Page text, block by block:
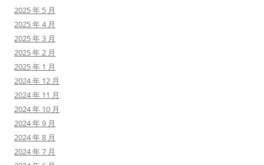
2025 年 5 月
2025 年 4 月
2025 年 3 月
2025 年 2 月
2025 年 1 月
2024 年 12 月
2024 年 11 月
2024 年 10 月
2024 年 9 月
2024 年 8 月
2024 年 7 月